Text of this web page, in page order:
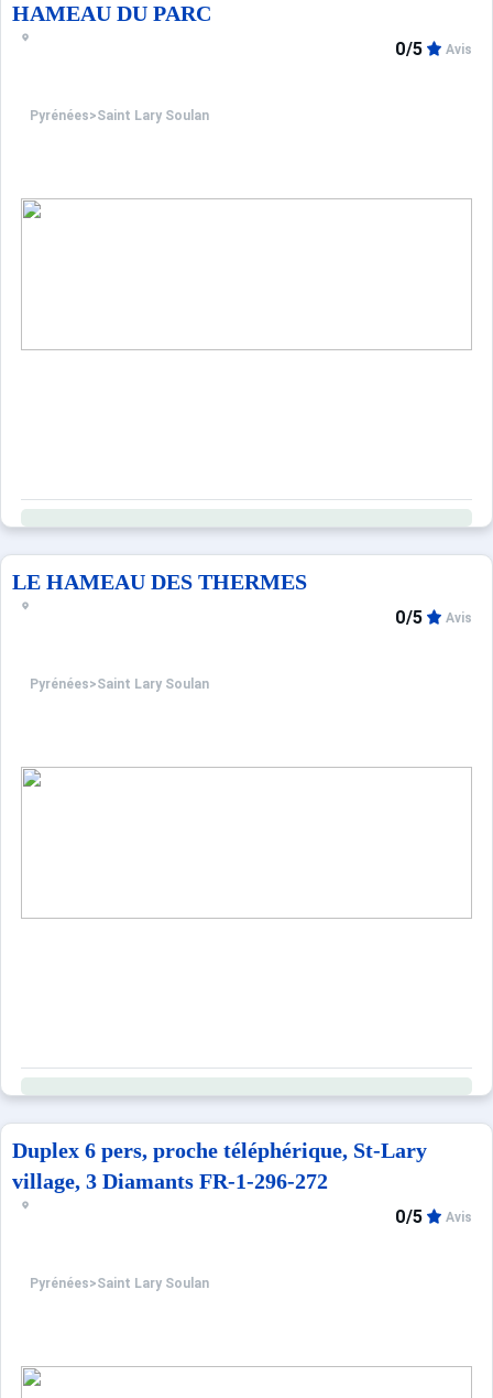
HAMEAU DU PARC
Pyrénées>Saint Lary Soulan
0/5 Avis
LE HAMEAU DES THERMES
Pyrénées>Saint Lary Soulan
0/5 Avis
Duplex 6 pers, proche téléphérique, St-Lary
village, 3 Diamants FR-1-296-272
Pyrénées>Saint Lary Soulan
0/5 Avis